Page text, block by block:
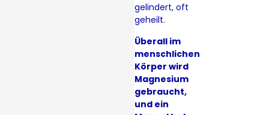
gelindert, oft
geheilt.
Überall im
menschlichen
Körper wird
Magnesium
gebraucht,
und ein